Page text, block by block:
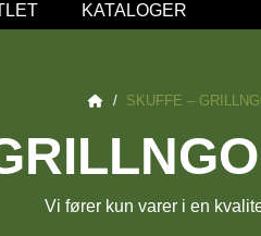
KATALOGER
/ SKUFFE –
Vi fører kun varer i en